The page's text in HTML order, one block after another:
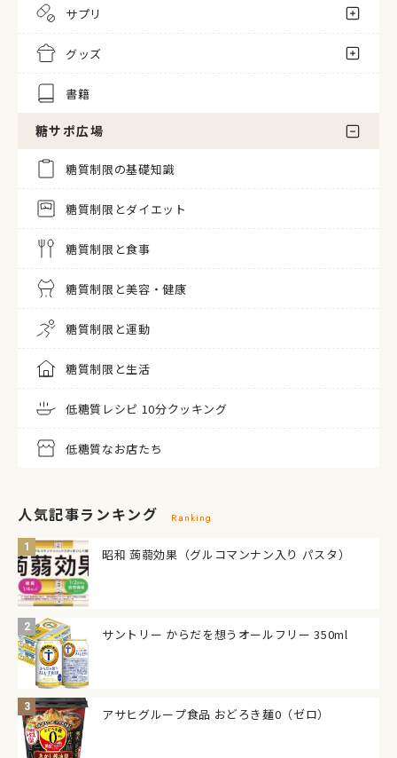
サプリ
グッズ
書籍
糖サポ広場
糖質制限の基礎知識
糖質制限とダイエット
糖質制限と食事
糖質制限と美容・健康
糖質制限と運動
糖質制限と生活
低糖質レシピ 10分クッキング
低糖質なお店たち
人気記事ランキング Ranking
昭和 蒟蒻効果（グルコマンナン入り パスタ）
サントリー からだを想うオールフリー 350ml
アサヒグループ食品 おどろき麺0（ゼロ）